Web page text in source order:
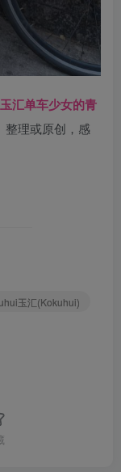
汇单车少女的青
整理或原创，感
玉汇(Kokuhui)